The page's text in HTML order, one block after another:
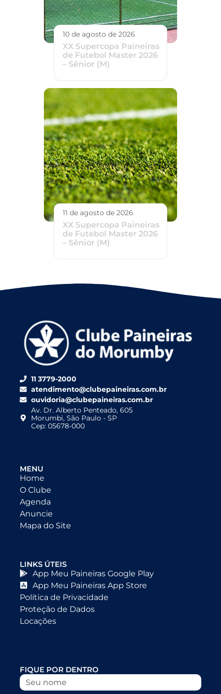
10 de agosto de 2026
XX Supercopa Paineiras
de Futebol Master 2026
– Sênior (M)
11 de agosto de 2026
XX Supercopa Paineiras
de Futebol Master 2026
– Sênior (M)
11 3779-2000
atendimento@clubepaineiras.com.br
ouvidoria@clubepaineiras.com.br
Av. Dr. Alberto Penteado, 605
Morumbi, São Paulo - SP
Cep: 05678-000
MENU
Home
O Clube
Agenda
Anuncie
Mapa do Site
LINKS ÚTEIS
App Meu Paineiras Google Play
App Meu Paineiras App Store
Política de Privacidade
Proteção de Dados
Locações
FIQUE POR DENTRO